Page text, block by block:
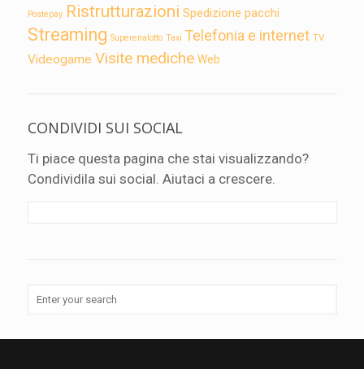
Postepay Ristrutturazioni Spedizione pacchi
Streaming Superenalotto Taxi Telefonia e internet TV
Videogame Visite mediche Web
CONDIVIDI SUI SOCIAL
Ti piace questa pagina che stai visualizzando?
Condividila sui social. Aiutaci a crescere.